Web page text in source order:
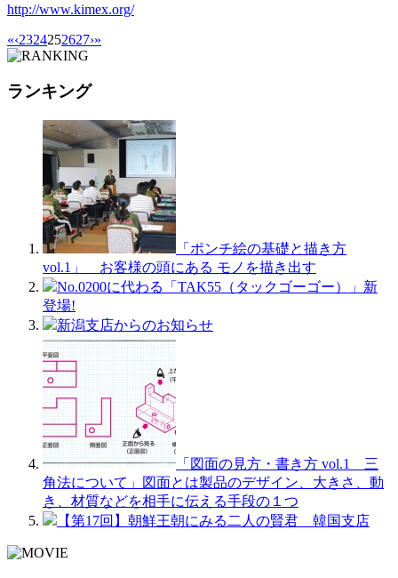
http://www.kimex.org/
«‹2324252627›»
ランキング
「ポンチ絵の基礎と描き方
vol.1」 お客様の頭にある モノを描き出す
No.0200に代わる「TAK55（タックゴーゴー）」新
登場!
新潟支店からのお知らせ
「図面の見方・書き方 vol.1 三
角法について」図面とは製品のデザイン、大きさ、動
き、材質などを相手に伝える手段の１つ
【第17回】朝鮮王朝にみる二人の賢君 韓国支店